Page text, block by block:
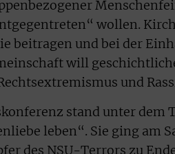
wollen.
beitragen und bei der
will
und
stand unter dem
leben“. Sie ging am
des NSU-Terrors zu